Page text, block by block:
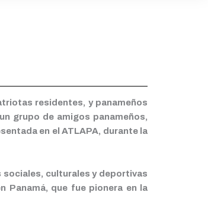
residentes, y panameños
grupo de amigos panameños,
en el ATLAPA, durante la
sociales, culturales y deportivas
Panamá, que fue pionera en la